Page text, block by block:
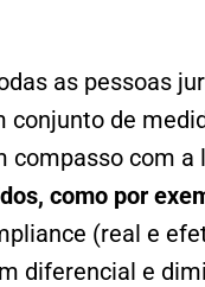
as pessoas
de
compasso com a
como por
(real e
diferencial e